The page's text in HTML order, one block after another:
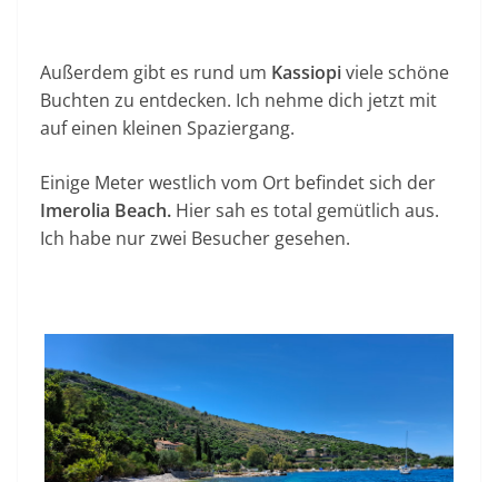
Außerdem gibt es rund um Kassiopiviele schöne
Buchten zu entdecken. Ich nehme dich jetzt mit
auf einen kleinen Spaziergang.
Einige Meter westlich vom Ort befindet sich der
Imerolia Beach. Hier sah es total gemütlich aus.
Ich habe nur zwei Besucher gesehen.